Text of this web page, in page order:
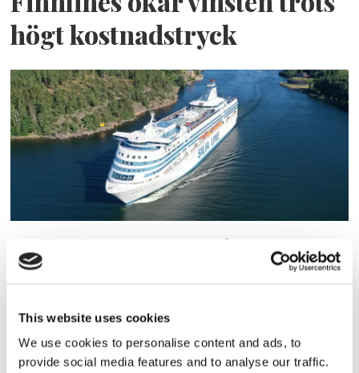
This website uses cookies
We use cookies to personalise content and ads, to
provide social media features and to analyse our traffic.
högt kostnadstryck
Tallink lyfter halvåret trots
pressade kostnader